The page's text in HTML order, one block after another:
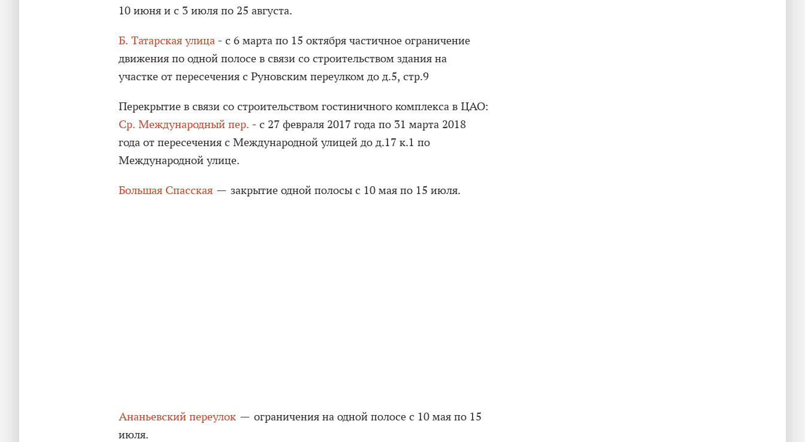
10 июня и с 3 июля по 25 августа.
Б. Татарская улица - с 6 марта по 15 октября частичное ограничение
движения по одной полосе в связи со строительством здания на
участке от пересечения с Руновским переулком до д.5, стр.9
Перекрытие в связи со строительством гостиничного комплекса в ЦАО:
Ср. Международный пер. - с 27 февраля 2017 года по 31 марта 2018
года от пересечения с Международной улицей до д.17 к.1 по
Международной улице.
Большая Спасская — закрытие одной полосы с 10 мая по 15 июля.
Ананьевский переулок — ограничения на одной полосе с 10 мая по 15
июля.